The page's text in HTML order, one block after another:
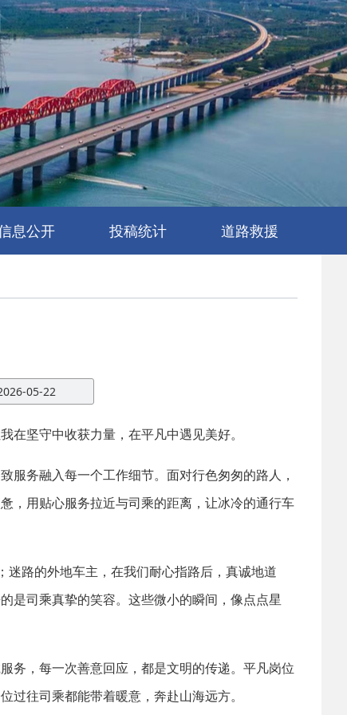
息公开 投稿统计 道路救援
05-22
在坚守中收获力量，在平凡中遇见美好。
服务融入每一个工作细节。面对行色匆匆的路人，
，用贴心服务拉近与司乘的距离，让冰冷的通行车
迷路的外地车主，在我们耐心指路后，真诚地道
是司乘真挚的笑容。这些微小的瞬间，像点点星
务，每一次善意回应，都是文明的传递。平凡岗位
过往司乘都能带着暖意，奔赴山海远方。